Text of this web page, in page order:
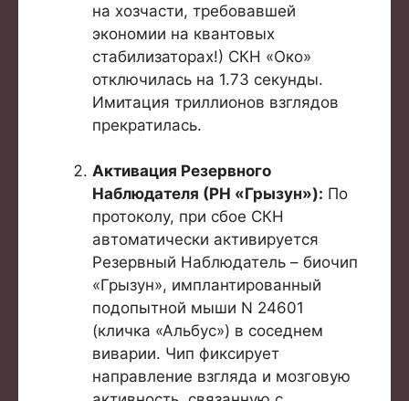
на хозчасти, требовавшей
экономии на квантовых
стабилизаторах!) СКН «Око»
отключилась на 1.73 секунды.
Имитация триллионов взглядов
прекратилась.
Активация Резервного
Наблюдателя (РН «Грызун»): По
протоколу, при сбое СКН
автоматически активируется
Резервный Наблюдатель – биочип
«Грызун», имплантированный
подопытной мыши N 24601
(кличка «Альбус») в соседнем
виварии. Чип фиксирует
направление взгляда и мозговую